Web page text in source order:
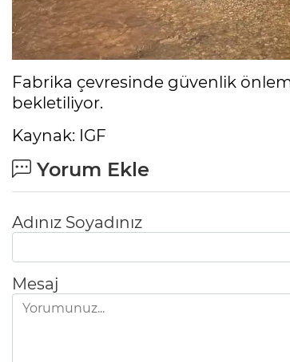
Fabrika çevresinde güvenlik
bekletiliyor.
Kaynak: IGF
Yorum Ekle
Adınız Soyadınız
Mesaj